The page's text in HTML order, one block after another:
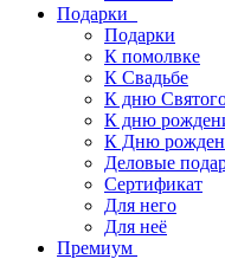
Подарки
Подарки
К помолвке
К Свадьбе
К дню
К дню
К Дню
Деловые
Сертификат
Для него
Для неё
Премиум